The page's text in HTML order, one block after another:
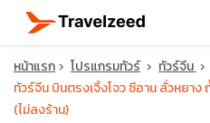
หน้าแรก โปรแกรมทัวร์
ทัวร์จีน
ทัวร์จีน บินตรงเจิ้งโจว ซีอาน ลั่วหยาง
(ไม่ลงร้าน)